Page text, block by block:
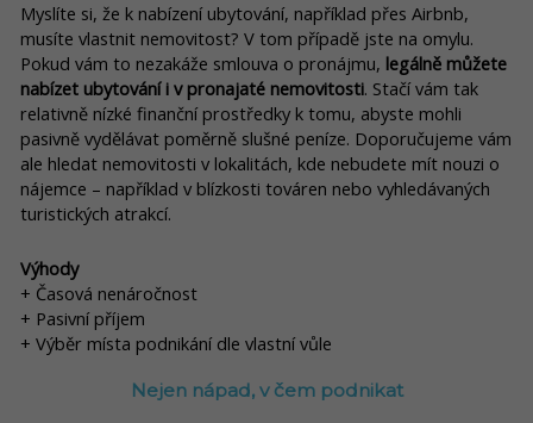
Myslíte si, že k nabízení ubytování, například přes Airbnb,
musíte vlastnit nemovitost? V tom případě jste na omylu.
Pokud vám to nezakáže smlouva o pronájmu, legálně můžete
nabízet ubytování i v pronajaté nemovitosti. Stačí vám tak
relativně nízké finanční prostředky k tomu, abyste mohli
pasivně vydělávat poměrně slušné peníze. Doporučujeme vám
ale hledat nemovitosti v lokalitách, kde nebudete mít nouzi o
nájemce – například v blízkosti továren nebo vyhledávaných
turistických atrakcí.
Výhody
+ Časová nenáročnost
+ Pasivní příjem
+ Výběr místa podnikání dle vlastní vůle
Nejen nápad, v čem podnikat